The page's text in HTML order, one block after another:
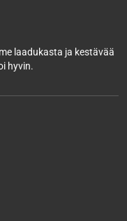
laadukasta ja kestävää
hyvin.